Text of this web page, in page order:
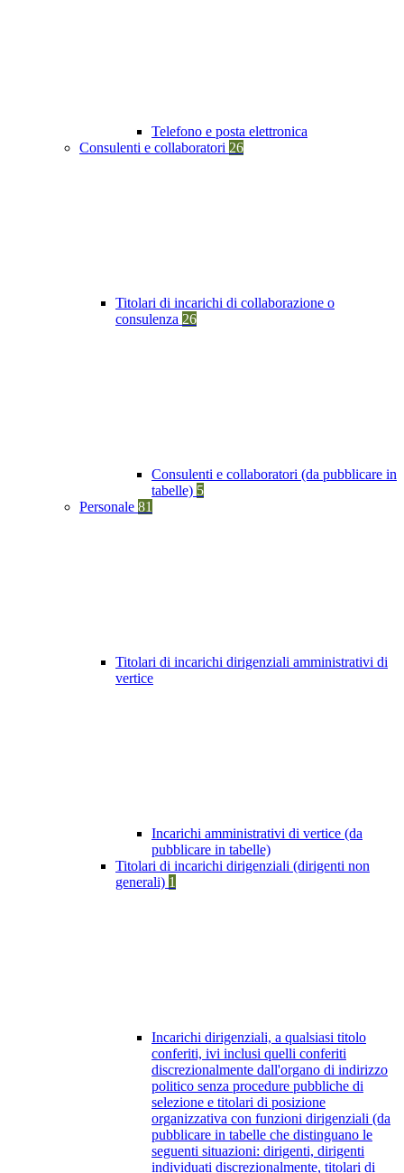
Telefono e posta elettronica
Consulenti e collaboratori 26
Titolari di incarichi di collaborazione o
consulenza 26
Consulenti e collaboratori (da pubblicare in
tabelle) 5
Personale 81
Titolari di incarichi dirigenziali amministrativi di
vertice
Incarichi amministrativi di vertice (da
pubblicare in tabelle)
Titolari di incarichi dirigenziali (dirigenti non
generali) 1
Incarichi dirigenziali, a qualsiasi titolo
conferiti, ivi inclusi quelli conferiti
discrezionalmente dall'organo di indirizzo
politico senza procedure pubbliche di
selezione e titolari di posizione
organizzativa con funzioni dirigenziali (da
pubblicare in tabelle che distinguano le
seguenti situazioni: dirigenti, dirigenti
individuati discrezionalmente, titolari di